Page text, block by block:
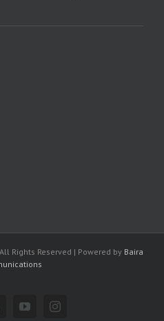
Rights Reserved | Powered by Baira
LinkedinYouTubeInstagram